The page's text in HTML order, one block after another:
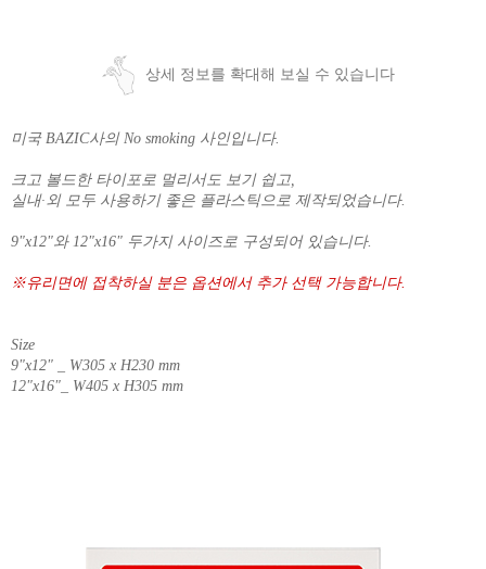
상세 정보를 확대해 보실 수 있습니다
미국 BAZIC사의 No smoking 사인입니다.
크고 볼드한 타이포로 멀리서도 보기 쉽고,
실내·외 모두 사용하기 좋은 플라스틱으로 제작되었습니다.
9"x12"와 12"x16" 두가지 사이즈로 구성되어 있습니다.
※유리면에 접착하실 분은 옵션에서 추가 선택 가능합니다.
Size
9"x12" _ W305 x H230 mm
12"x16"_ W405 x H305 mm